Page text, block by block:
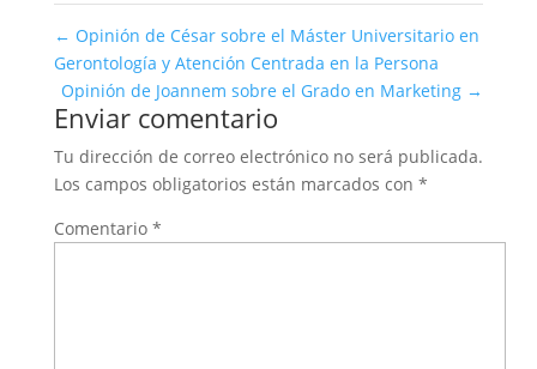
← Opinión de César sobre el Máster Universitario en
Gerontología y Atención Centrada en la Persona
Opinión de Joannem sobre el Grado en Marketing →
Enviar comentario
Tu dirección de correo electrónico no será publicada.
Los campos obligatorios están marcados con *
Comentario *